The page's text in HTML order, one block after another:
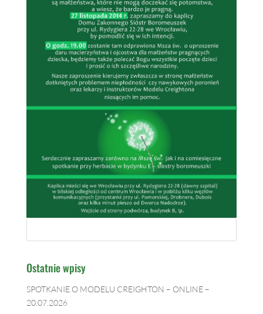
Ostatnie wpisy
SPOTKANIE O MODELU CREIGHTON – ONLINE –
20.07.2026